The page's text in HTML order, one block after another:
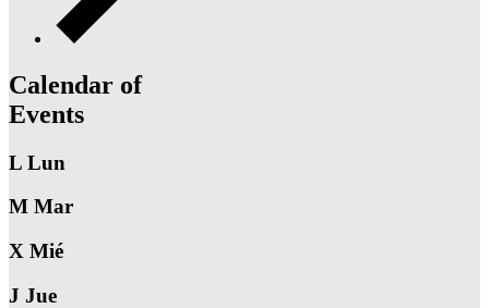
Calendar of
Events
L Lun
M Mar
X Mié
J Jue